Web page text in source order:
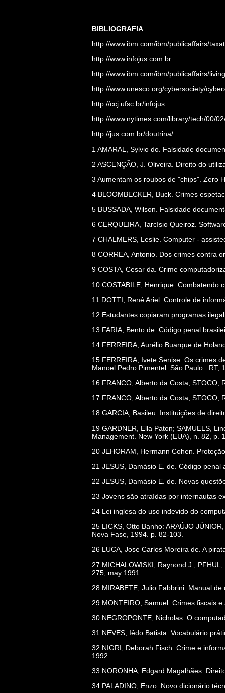
BIBLIOGRAFIA
http://www.ibm.com/ibm/publicaffairs/
http://www.infojus.com.br
http://www.ibm.com/ibm/publicaffairs/
http://www.unesco.org/cybersociety/
http://ccj.ufsc.br/infojus
http://www.nytimes.com/library/tech/00/
http://jus.com.br/doutrina/
1 AMARAL, Sylvio do. Falsidade
2 ASCENÇÃO, J. Oliveira. Direito do
3 Aumentam os roubos de "chips". Zero
4 BLOOMBECKER, Buck. Crimes
5 BUSSADA, Wilson. Falsidade
6 CERQUEIRA, Tarcísio Queiroz.
7 CHALMERS, Leslie. Computer -
8 CORREA, Antonio. Dos crimes contra
9 COSTA, Cesar da. Crime
10 COSTABILE, Henrique. Combatendo
11 DOTTI, René Ariel. Controle de
12 Estudantes copiaram programas
13 FARIA, Bento de. Código penal
14 FERREIRA, Aurélio Buarque de
15 FERREIRA, Ivete Senise. Os crimes
Manoel Pedro Pimentel. São Paulo : RT,
16 FRANCO, Alberto da Costa; STOCO,
17 FRANCO, Alberto da Costa; STOCO,
18 GARCIA, Basileu. Instituições de
19 GARDNER, Ella Paton; SAMUELS,
Management. New York (EUA), n. 82, p.
20 JEHORAM, Hermann Cohen.
21 JESUS, Damásio E. de. Código
22 JESUS, Damásio E. de. Novas
23 Jovens são atraídas por internautas
24 Lei inglesa do uso indevido do
25 LICKS, Otto Banho: ARAÚJO
Nova Fase, 1994. p. 82-103.
26 LUCA, Jose Carlos Moreira de. A
27 MICHALOWISKI, Raynond J.;
275, may 1991.
28 MIRABETE, Julio Fabbrini. Manual
29 MONTEIRO, Samuel. Crimes fiscais
30 NEGROPONTE, Nicholas. O
31 NEVES, Iêdo Batista. Vocabulário
32 NIGRI, Deborah Fisch. Crime e
1992.
33 NORONHA, Edgard Magalhães.
34 PALADINO, Enzo. Novo dicionário